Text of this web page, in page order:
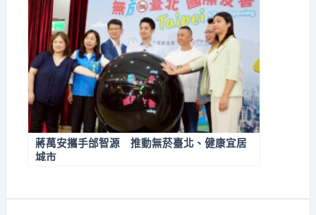
蔣萬安攜手邰智源 推動無菸臺北、健康宜居
城市